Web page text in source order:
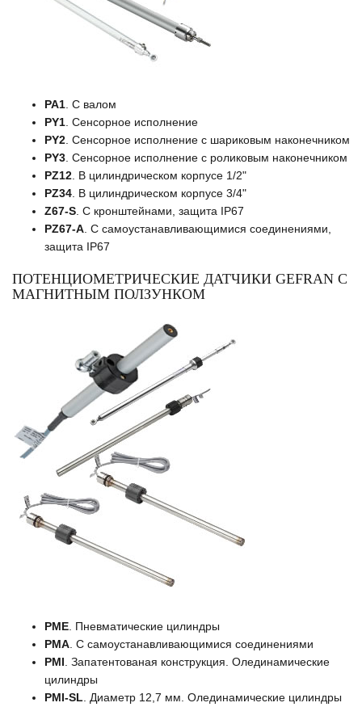
PA1 . С валом
PY1 . Сенсорное исполнение
PY2 . Сенсорное исполнение с шариковым наконечником
PY3 . Сенсорное исполнение с роликовым наконечником
PZ12 . В цилиндрическом корпусе 1/2"
PZ34 . В цилиндрическом корпусе 3/4"
Z67-S . С кронштейнами, защита IP67
PZ67-A . С самоустанавливающимися соединениями,
защита IP67
ПОТЕНЦИОМЕТРИЧЕСКИЕ ДАТЧИКИ GEFRAN С
МАГНИТНЫМ ПОЛЗУНКОМ
PME . Пневматические цилиндры
PMA . С самоустанавливающимися соединениями
PMI . Запатентованая конструкция. Олединамические
цилиндры
PMI-SL . Диаметр 12,7 мм. Олединамические цилиндры